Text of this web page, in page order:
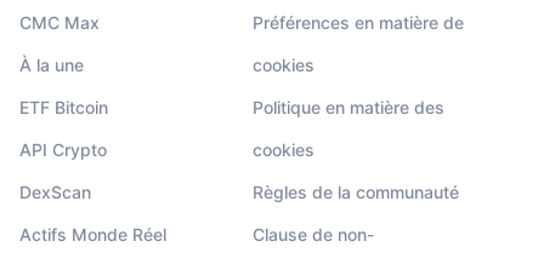
CMC Max
À la une
ETF Bitcoin
API Crypto
DexScan
Actifs Monde Réel
Préférences en matière de
cookies
Politique en matière des
cookies
Règles de la communauté
Clause de non-